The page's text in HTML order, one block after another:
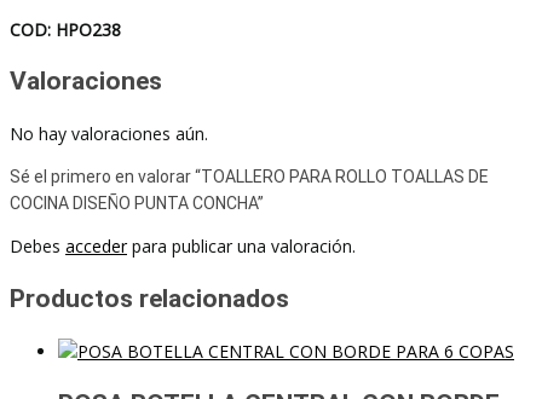
COD: HPO238
Valoraciones
No hay valoraciones aún.
Sé el primero en valorar “TOALLERO PARA ROLLO TOALLAS DE
COCINA DISEÑO PUNTA CONCHA”
Debes accederpara publicar una valoración.
Productos relacionados